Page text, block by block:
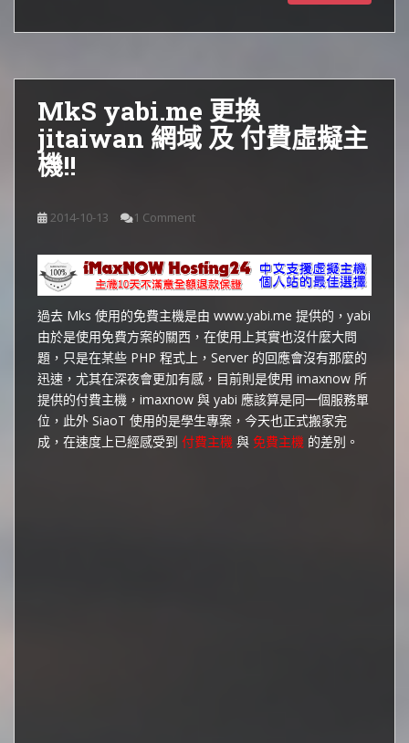
MkS yabi.me 更換
jitaiwan 網域 及 付費虛擬主
機!!
2014-10-13 1 Comment
過去 Mks 使用的免費主機是由 www.yabi.me 提供的，yabi
由於是使用免費方案的關西，在使用上其實也沒什麼大問
題，只是在某些 PHP 程式上，Server 的回應會沒有那麼的
迅速，尤其在深夜會更加有感，目前則是使用 imaxnow 所
提供的付費主機，imaxnow 與 yabi 應該算是同一個服務單
位，此外 SiaoT 使用的是學生專案，今天也正式搬家完
成，在速度上已經感受到 付費主機 與 免費主機 的差別。